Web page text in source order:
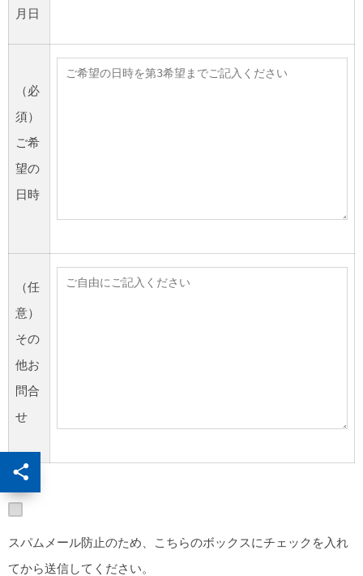
月日
（必
須）
ご希
望の
日時
（任
意）
その
他お
問合
せ
スパムメール防止のため、こちらのボックスにチェックを入れ
てから送信してください。